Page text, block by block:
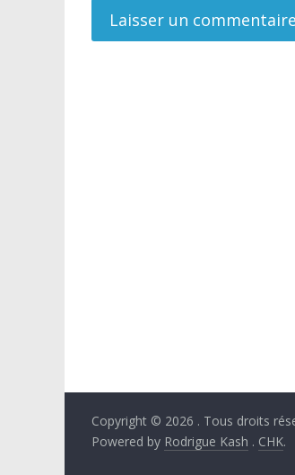
Copyright © 2026 . Tous droits
Powered by Rodrigue Kash . CHK.